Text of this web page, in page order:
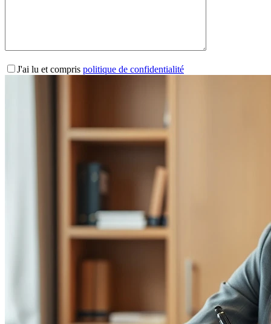
J'ai lu et compris politique de confidentialité